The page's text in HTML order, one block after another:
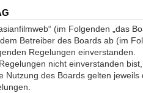
(im Folgenden „das
Betreiber des Boards ab (im
Regelungen einverstanden.
nicht einverstanden
Nutzung des Boards gelten jeweils